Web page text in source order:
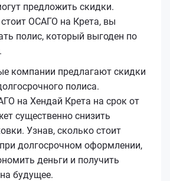
предложить скидки.
ОСАГО на Крета, вы
полис, который выгоден по
компании предлагают скидки
полиса.
на Хендай Крета на срок от
существенно снизить
Узнав, сколько стоит
долгосрочном оформлении,
деньги и получить
будущее.